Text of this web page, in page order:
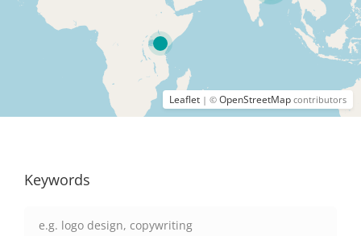
Leaflet | © OpenStreetMap contributors
Keywords